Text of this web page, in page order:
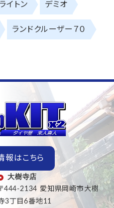
イトン デミオ
ランドクルーザー７０
報はこちら
大樹寺店
444-2134 愛知県岡崎市大樹
3丁目6番地11